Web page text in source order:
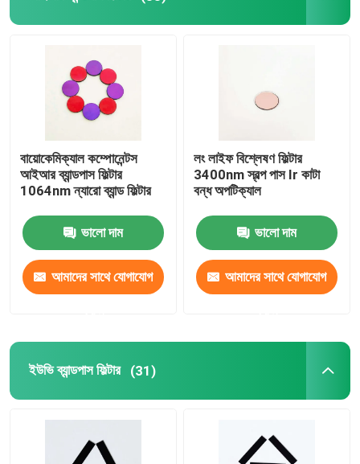
বায়োকেমিক্যাল কম্পোনেন্টস
আইআর ব্যান্ডপাস ফিল্টার
1064nm ন্যারো ব্যান্ড ফিল্টার
ভালো দাম
আমাদের সাথে যোগাযোগ
লং লাইফ বিশ্লেষণ ফিল্টার
3400nm স্বল্প পাস Ir কাটা
বন্ধ অপটিক্যাল
ভালো দাম
আমাদের সাথে যোগাযোগ
ইউভি ব্যান্ডপাস ফিল্টার (31)